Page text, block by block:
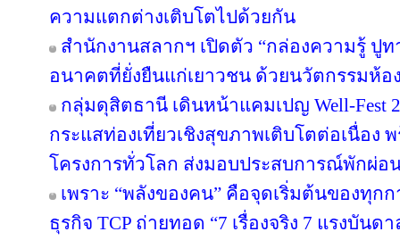
ความแตกต่างเติบโตไปด้วยกัน
สำนักงานสลากฯ เปิดตัว “กล่องความรู้ ปูท
อนาคตที่ยั่งยืนแก่เยาวชน ด้วยนวัตกรรมห้
กลุ่มดุสิตธานี เดินหน้าแคมเปญ Well-Fest
กระแสท่องเที่ยวเชิงสุขภาพเติบโตต่อเนื่อง
โครงการทั่วโลก ส่งมอบประสบการณ์พักผ่อ
เพราะ “พลังของคน” คือจุดเริ่มต้นของทุก
ธุรกิจ TCP ถ่ายทอด “7 เรื่องจริง 7 แรงบันด